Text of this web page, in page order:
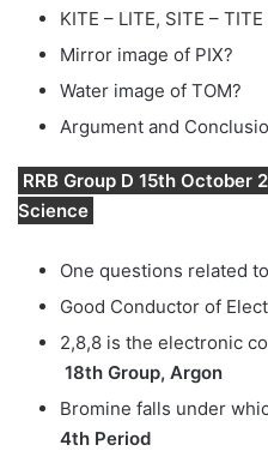
KITE – LITE, SITE –
Mirror image of PIX?
Water image of TOM?
Argument and
RRB Group D 15th October
Science
One questions related
Good Conductor of
2,8,8 is the electronic
18th Group, Argon
Bromine falls under
4th Period